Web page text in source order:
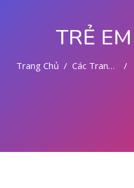
TRẺ
Trang Chủ Các Trang Của Hệ Thống